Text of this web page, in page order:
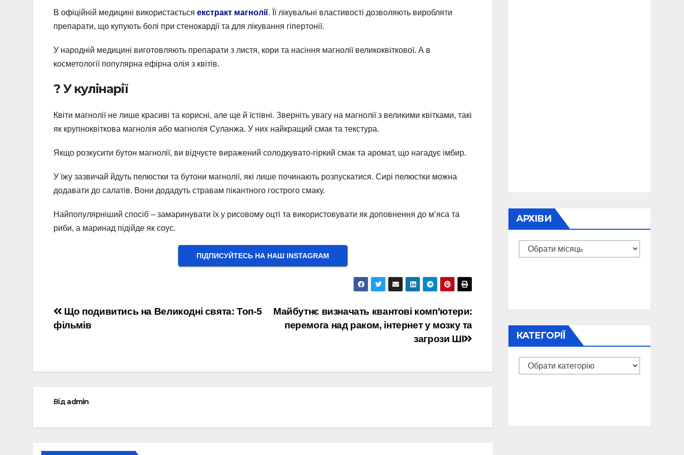
В офіційній медицині використається екстракт магнолії. Її лікувальні властивості дозволяють виробляти
препарати, що купують болі при стенокардії та для лікування гіпертонії.
У народній медицині виготовляють препарати з листя, кори та насіння магнолії великоквіткової. А в
косметології популярна ефірна олія з квітів.
? У кулінарії
Квіти магнолії не лише красиві та корисні, але ще й їстівні. Зверніть увагу на магнолії з великими квітками, такі
як крупноквіткова магнолія або магнолія Суланжа. У них найкращий смак та текстура.
Якщо розкусити бутон магнолії, ви відчуєте виражений солодкувато-гіркий смак та аромат, що нагадує імбир.
У їжу зазвичай йдуть пелюстки та бутони магнолії, які лише починають розпускатися. Сирі пелюстки можна
додавати до салатів. Вони додадуть стравам пікантного гострого смаку.
Найпопулярніший спосіб – замаринувати їх у рисовому оцті та використовувати як доповнення до м’яса та
риби, а маринад підійде як соус.
ПІДПИСУЙТЕСЬ НА НАШ INSTAGRAM
Навігація
записів
Майбутнє визначать квантові комп’ютери:
перемога над раком, інтернет у мозку та
загрози ШІ
Що подивитись на Великодні свята: Топ-5
фільмів
Відadmin
АРХІВИ
Архіви
КАТЕГОРІЇ
Категорії